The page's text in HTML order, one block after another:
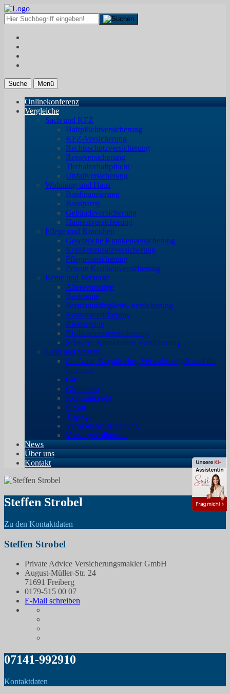
Suche Menü
Onlinekonferenz
Vergleiche
Sach und KFZ
Haftpflichtversicherung
KFZ-Versicherung
Rechtsschutzversicherung
Reiseversicherung
Tierhalterhaftpflicht
Unfallversicherung
Wohnung und Haus
Baufinanzierung
Bausparen
Gebäudeversicherung
Hausratversicherung
Pflege und Krankheit
Gesetzliche Krankenversicherung
Krankenzusatzversicherung
Pflegeversicherung
Private Krankenversicherung
Rente und Vorsorge
Altersvorsorge
Basisrente
Berufsunfähigkeits- versicherung
Rentenversicherung
Riesterrente
Risikolebensversicherung
Schwere Krankheiten Versicherung
Geld und Sparen
Strafzins, Negativzins, Verwahrentgelt und die
Infaltion
Gas
Girokonto
Konsumkredit
Strom
Tagesgeld
Vermögensverwaltung
Vorsorgevollmacht
News
Über uns
Kontakt
Steffen Strobel
Zu den Kontaktdaten
Steffen Strobel
Private Advice Versicherungsmakler GmbH
August-Müller-Str. 24
71691 Freiberg
0179-515 00 07
E-Mail schreiben
07141-992910
Kontaktdaten